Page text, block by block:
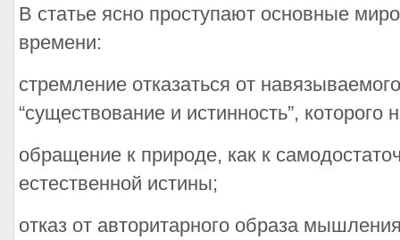
В статье ясно проступают основные
времени:
стремление отказаться от
“существование и истинность”, которого
обращение к природе, как к
естественной истины;
отказ от авторитарного образа